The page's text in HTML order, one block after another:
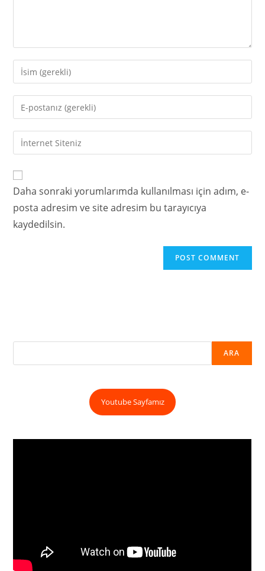
Daha sonraki yorumlarımda kullanılması için adım, e-
posta adresim ve site adresim bu tarayıcıya
kaydedilsin.
ARA
Youtube Sayfamız